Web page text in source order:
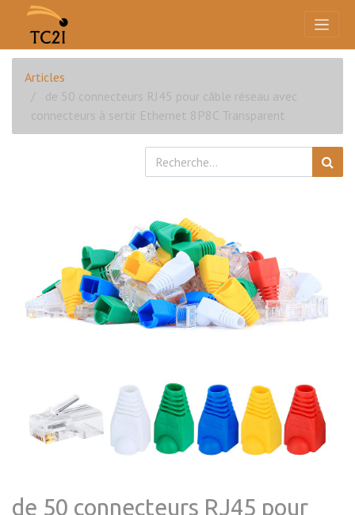
Articles
de 50 connecteurs RJ45 pour câble réseau avec
connecteurs à sertir Ethernet 8P8C Transparent
de 50 connecteurs RJ45 pour